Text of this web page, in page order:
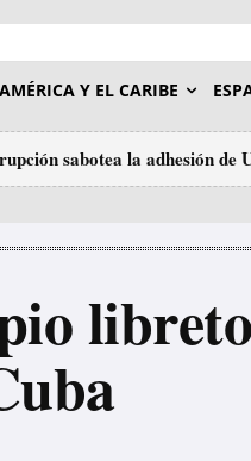
Y EL CARIBE
sabotea la adhesión de
de Europa denuncia